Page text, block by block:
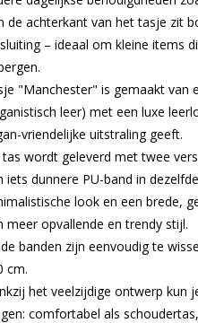
de achterkant van het tasje zit
– ideaal om kleine items
"Manchester" is gemaakt van
leer) met een luxe
vriendelijke uitstraling geeft.
tas wordt geleverd met twee
iets dunnere PU-band in
look en een brede,
meer opvallende en trendy stijl.
banden zijn eenvoudig te
cm.
het veelzijdige ontwerp kun
comfortabel als